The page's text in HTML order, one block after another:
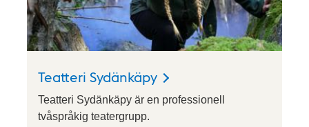
Teatteri Sydänkäpy
Teatteri Sydänkäpy är en professionell
tvåspråkig teatergrupp.